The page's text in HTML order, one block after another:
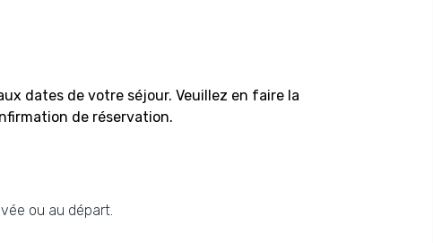
dates de votre séjour. Veuillez en faire la
de réservation.
ou au départ.